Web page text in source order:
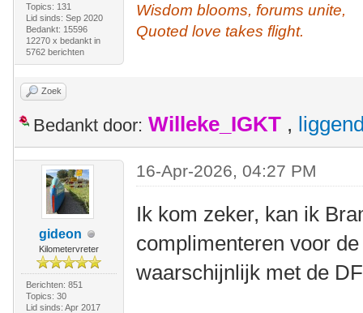
Topics: 131
Lid sinds: Sep 2020
Bedankt: 15596
12270 x bedankt in
5762 berichten
Wisdom blooms, forums unite,
Quoted love takes flight.
Zoek
Bedankt door: Willeke_IGKT ,
gideon
Kilometervreter
Berichten: 851
Topics: 30
Lid sinds: Apr 2017
16-Apr-2026, 04:27 PM
Ik kom zeker, kan ik
complimenteren voor
waarschijnlijk met de